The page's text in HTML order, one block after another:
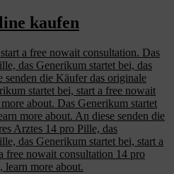
kaufen
a free nowait consultation. Das
das Generikum startet bei, das
senden die Käufer das originale
startet bei, start a free nowait
about. Das Generikum startet
more about. An diese senden die
Arztes 14 pro Pille, das
das Generikum startet bei, start a
free nowait consultation 14 pro
learn more about.